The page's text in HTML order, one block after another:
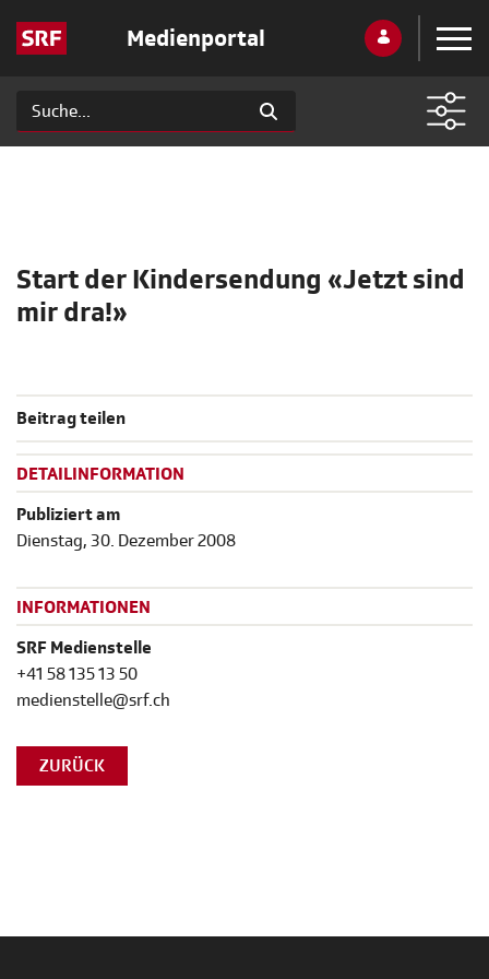
Medienportal
Start der Kindersendung «Jetzt sind
mir dra!»
Beitrag teilen
DETAILINFORMATION
Publiziert am
Dienstag, 30. Dezember 2008
INFORMATIONEN
SRF Medienstelle
+41 58 135 13 50
medienstelle@srf.ch
ZURÜCK